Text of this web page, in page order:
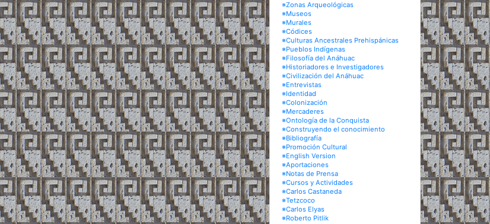
※Zonas Arqueológicas
※Museos
※Murales
※Códices
※Culturas Ancestrales Prehispánicas
※Pueblos Indígenas
※Filosofía del Anáhuac
※Historiadores e Investigadores
※Civilización del Anáhuac
※Entrevistas
※Identidad
※Colonización
※Mercaderes
※Ontología de la Conquista
※Construyendo el conocimiento
※Bibliografía
※Promoción Cultural
※English Version
※Aportaciones
※Notas de Prensa
※Cursos y Actividades
※Carlos Castaneda
※Tetzcoco
※Carlos Elyas
※Roberto Pitlik